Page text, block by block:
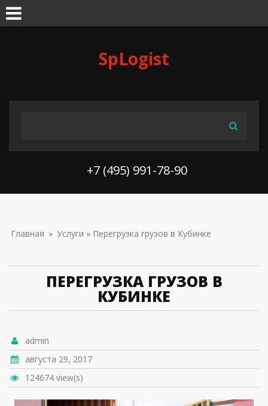
SpLogist
+7 (495) 991-78-90
ВЫ ЗДЕСЬ
Главная » Услуги » Перегрузка грузов в Кубинке
ПЕРЕГРУЗКА ГРУЗОВ В
КУБИНКЕ
admin
августа 29, 2017
124674 view(s)